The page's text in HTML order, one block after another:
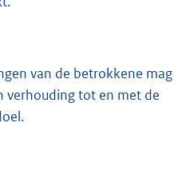
van de betrokkene mag
verhouding tot en met de